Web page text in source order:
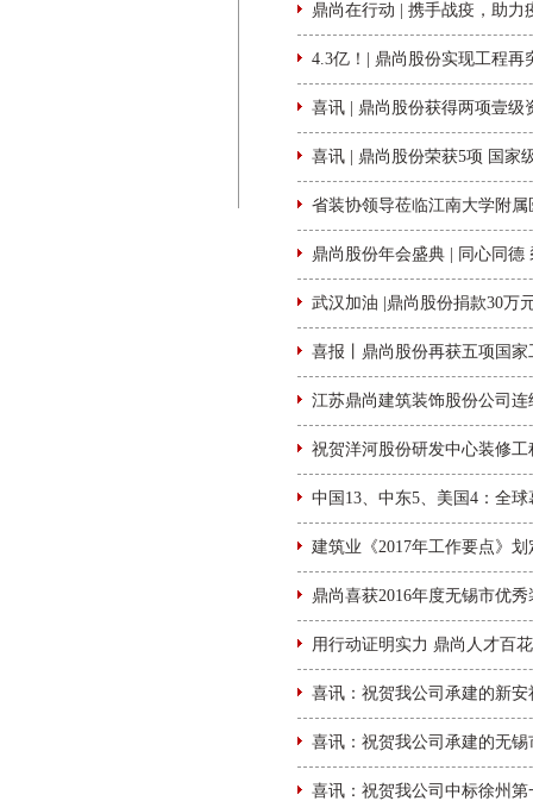
鼎尚在行动 | 携手战疫，助力
4.3亿！| 鼎尚股份实现工程再
喜讯 | 鼎尚股份获得两项壹级
喜讯 | 鼎尚股份荣获5项 国家
省装协领导莅临江南大学附
鼎尚股份年会盛典 | 同心同德
武汉加油 |鼎尚股份捐款30万
喜报丨鼎尚股份再获五项国家
江苏鼎尚建筑装饰股份公司
祝贺洋河股份研发中心装修
中国13、中东5、美国4：全
建筑业《2017年工作要点》
鼎尚喜获2016年度无锡市优
用行动证明实力 鼎尚人才百
喜讯：祝贺我公司承建的新
喜讯：祝贺我公司承建的无
喜讯：祝贺我公司中标徐州